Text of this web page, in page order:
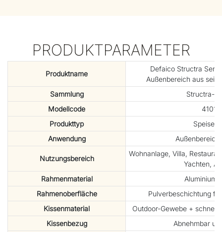
PRODUKTPARAMETER
Produktname
Defaico Structra
Außenbereich aus
Sammlung
Structra-
Modellcode
Produkttyp
Anwendung
Außenbereich
Nutzungsbereich
Wohnanlage, Villa,
Yachten,
Rahmenmaterial
Rahmenoberfläche
Pulverbeschichtung
Kissenmaterial
Outdoor-Gewebe +
Kissenbezug
Abnehmbar